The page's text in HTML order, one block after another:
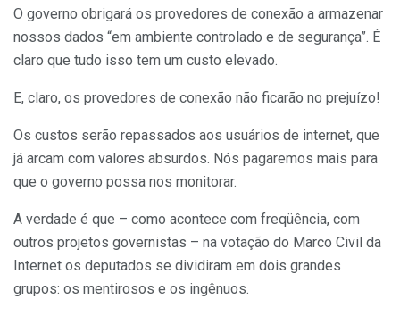
O governo obrigará os provedores de conexão a armazenar
nossos dados “em ambiente controlado e de segurança”. É
claro que tudo isso tem um custo elevado.
E, claro, os provedores de conexão não ficarão no prejuízo!
Os custos serão repassados aos usuários de internet, que
já arcam com valores absurdos. Nós pagaremos mais para
que o governo possa nos monitorar.
A verdade é que – como acontece com freqüência, com
outros projetos governistas – na votação do Marco Civil da
Internet os deputados se dividiram em dois grandes
grupos: os mentirosos e os ingênuos.